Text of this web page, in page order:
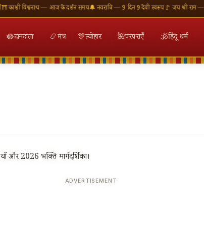
विश्वनाथ — आज के दर्शन समय🔔 नवरात्रि — 9 दिन 9 देवी स्वरूप🚩 जय श्री राम — राम
🪷दानदाता 📿मंत्र 🎊त्योहार 🌺परंपराएँ 🕉हिंदू धर्म
2026 भक्ति मार्गदर्शिका।
ADVERTISEMENT